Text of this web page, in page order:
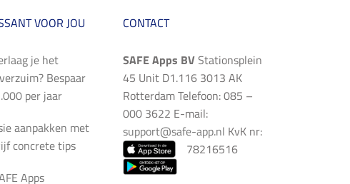
VOOR JOU
je het
Bespaar
per jaar
aanpakken met
concrete tips
Apps
CONTACT
SAFE Apps BVStationsplein
45 Unit D1.116 3013 AK
Rotterdam Telefoon: 085 –
000 3622 E-mail:
support@safe-app.nl KvK nr:
78216516